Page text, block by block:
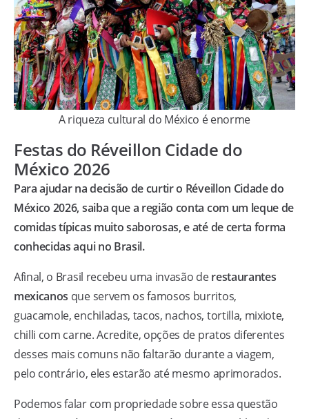
A riqueza cultural do México é enorme
Festas do Réveillon Cidade do
México 2026
Para ajudar na decisão de curtir o Réveillon Cidade do
México 2026, saiba que a região conta com um leque de
comidas típicas muito saborosas, e até de certa forma
conhecidas aqui no Brasil.
Afinal, o Brasil recebeu uma invasão derestaurantes
mexicanos que servem os famosos burritos,
guacamole, enchiladas, tacos, nachos, tortilla, mixiote,
chilli com carne. Acredite, opções de pratos diferentes
desses mais comuns não faltarão durante a viagem,
pelo contrário, eles estarão até mesmo aprimorados.
Podemos falar com propriedade sobre essa questão